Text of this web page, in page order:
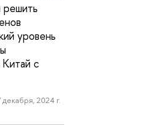
решить
уровень
с
декабря, 2024 г.